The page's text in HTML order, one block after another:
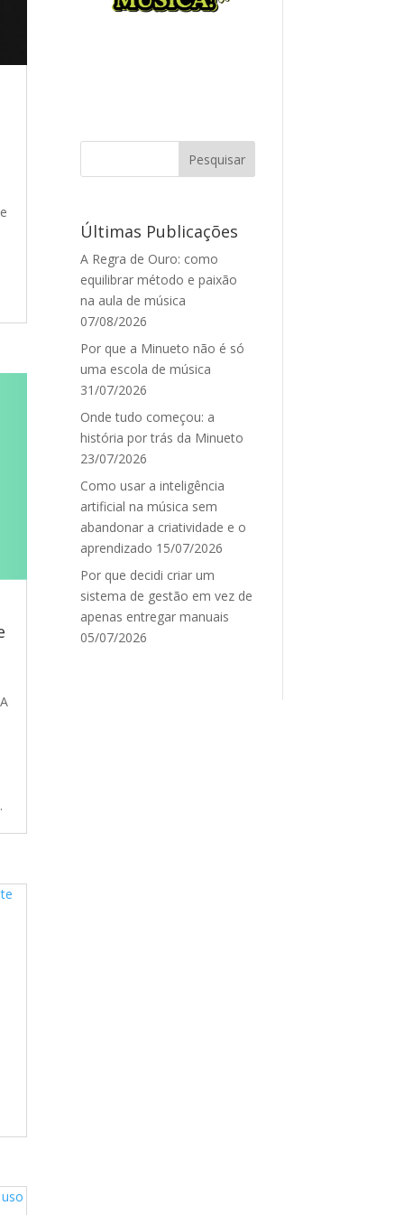
Últimas Publicações
A Regra de Ouro: como
equilibrar método e paixão
na aula de música
07/08/2026
Por que a Minueto não é só
uma escola de música
31/07/2026
Onde tudo começou: a
história por trás da Minueto
23/07/2026
Como usar a inteligência
artificial na música sem
abandonar a criatividade e o
aprendizado 15/07/2026
Por que decidi criar um
sistema de gestão em vez de
apenas entregar manuais
05/07/2026